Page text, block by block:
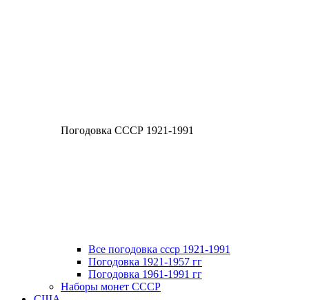
Погодовка СССР 1921-1991
Все погодовка ссср 1921-1991
Погодовка 1921-1957 гг
Погодовка 1961-1991 гг
Наборы монет СССР